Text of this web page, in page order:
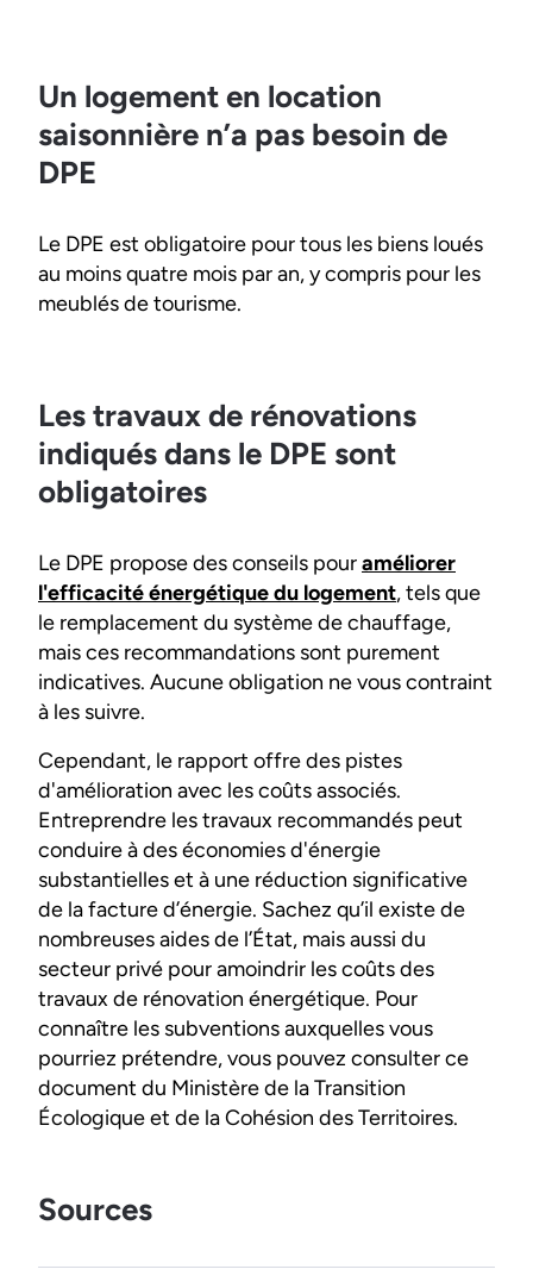
Un logement en location
saisonnière n’a pas besoin de
DPE
Le DPE est obligatoire pour tous les biens loués
au moins quatre mois par an, y compris pour les
meublés de tourisme.
Les travaux de rénovations
indiqués dans le DPE sont
obligatoires
Le DPE propose des conseils pouraméliorer
l'efficacité énergétique du logement, tels que
le remplacement du système de chauffage,
mais ces recommandations sont purement
indicatives. Aucune obligation ne vous contraint
à les suivre.
Cependant, le rapport offre des pistes
d'amélioration avec les coûts associés.
Entreprendre les travaux recommandés peut
conduire à des économies d'énergie
substantielles et à une réduction significative
de la facture d’énergie. Sachez qu’il existe de
nombreuses aides de l’État, mais aussi du
secteur privé pour amoindrir les coûts des
travaux de rénovation énergétique. Pour
connaître les subventions auxquelles vous
pourriez prétendre, vous pouvez consulter ce
document du Ministère de la Transition
Écologique et de la Cohésion des Territoires.
Sources